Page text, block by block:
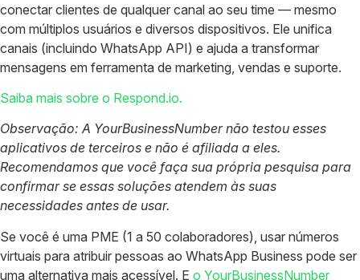
conectar clientes de qualquer canal ao seu time — mesmo
com múltiplos usuários e diversos dispositivos. Ele unifica
canais (incluindo WhatsApp API) e ajuda a transformar
mensagens em ferramenta de marketing, vendas e suporte.
Saiba mais sobre o Respond.io.
Observação: A YourBusinessNumber não testou esses
aplicativos de terceiros e não é afiliada a eles.
Recomendamos que você faça sua própria pesquisa para
confirmar se essas soluções atendem às suas
necessidades antes de usar.
Se você é uma PME (1 a 50 colaboradores), usar números
virtuais para atribuir pessoas ao WhatsApp Business pode ser
uma alternativa mais acessível. E o YourBusinessNumber